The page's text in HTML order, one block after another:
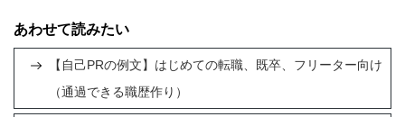
あわせて読みたい
【自己PRの例文】はじめての転職、既卒、フリーター向け
（通過できる職歴作り）